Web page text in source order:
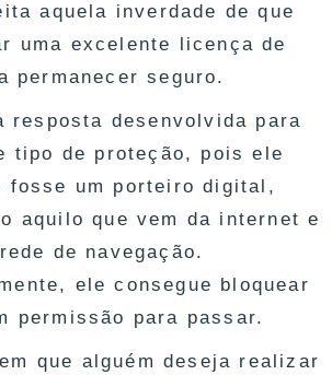
aquela inverdade de que
uma excelente licença de
permanecer seguro.
resposta desenvolvida para
tipo de proteção, pois ele
fosse um porteiro digital,
aquilo que vem da internet e
de navegação.
ele consegue bloquear
permissão para passar.
que alguém deseja realizar